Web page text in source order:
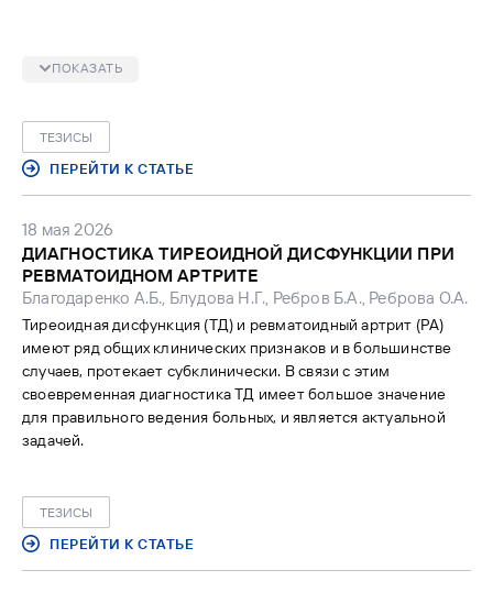
трудностям и затруднять выбор оптимальной
сахароснижающей терапии, особенно у пациентов молодого
возраста.
ПОКАЗАТЬ
ТЕЗИСЫ
ПЕРЕЙТИ К СТАТЬЕ
18 мая 2026
ДИАГНОСТИКА ТИРЕОИДНОЙ ДИСФУНКЦИИ ПРИ
РЕВМАТОИДНОМ АРТРИТЕ
Благодаренко А.Б., Блудова Н.Г., Ребров Б.А., Реброва О.А.
Тиреоидная дисфункция (ТД) и ревматоидный артрит (РА)
имеют ряд общих клинических признаков и в большинстве
случаев, протекает субклинически. В связи с этим
своевременная диагностика ТД имеет большое значение
для правильного ведения больных, и является актуальной
задачей.
ТЕЗИСЫ
ПЕРЕЙТИ К СТАТЬЕ